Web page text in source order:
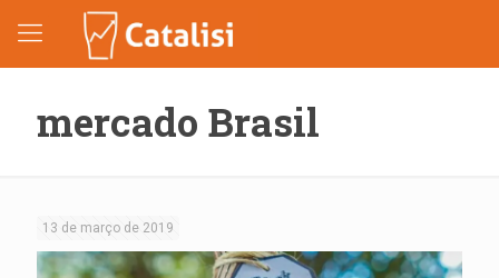
mercado Brasil
13 de março de 2019